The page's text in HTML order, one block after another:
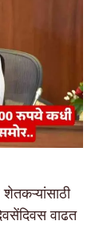
वाढत